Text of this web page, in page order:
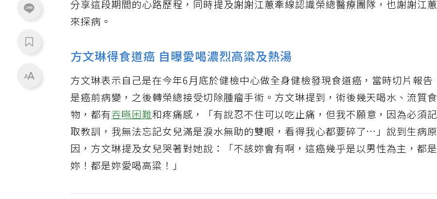
分享這段期間的心路歷程，同時提及謝謝江蕙牽線認識榮總醫療團隊，也謝謝江蕙
來探病。
方文琳得食道癌 自曝愛喝濃烈高粱及熱湯
方文琳表示自己是在今年6月底於健檢中心做全身健檢發現食道癌，當時切片報告
是癌前病變，之後轉榮總接受切除腫瘤手術。方文琳提到，術後幾天喝水、流質食
物，都有吞嚥困難和疼痛感，「有說忍不住可以吃止痛，但我不願意，因為必須記
取教訓，我無法忘記女兒滿是淚水無助的雙眼，看得我心都要碎了…」說到生病原
因，方文琳提及女兒哭著對她說：「不該妳會有啊，這癌幾乎是以男性為主，都是
妳！都是妳愛喝高粱！」